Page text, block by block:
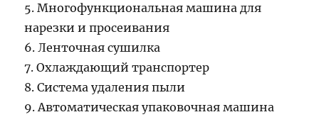
5. Многофункциональная машина для
нарезки и просеивания
6. Ленточная сушилка
7. Охлаждающий транспортер
8. Система удаления пыли
9. Автоматическая упаковочная машина